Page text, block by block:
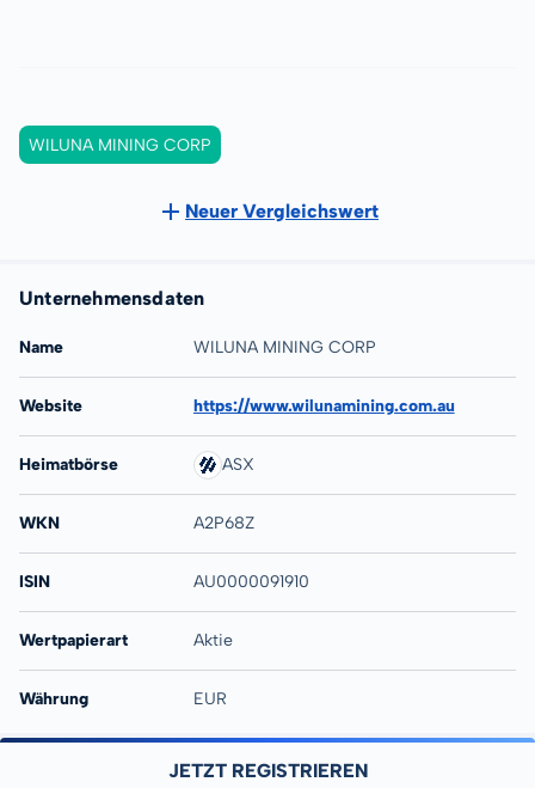
WILUNA MINING CORP
Neuer Vergleichswert
Unternehmensdaten
Name WILUNA MINING CORP
Website https://www.wilunamining.com.au
Heimatbörse ASX
WKN A2P68Z
ISIN AU0000091910
Wertpapierart Aktie
Währung EUR
JETZT REGISTRIEREN